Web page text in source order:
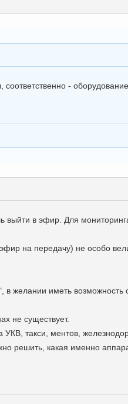
соответственно -
в эфир. Для мониторинга
на передачу) не особо
желании иметь возможность
не существует.
такси, ментов,
решить, какая именно